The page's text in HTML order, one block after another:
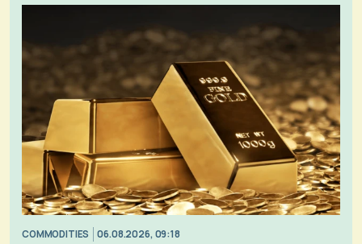
COMMODITIES 06.08.2026, 09:18